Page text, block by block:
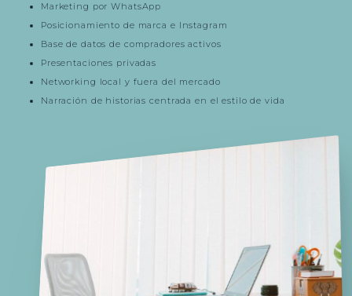
Marketing por WhatsApp
Posicionamiento de marca e Instagram
Base de datos de compradores activos
Presentaciones privadas
Networking local y fuera del mercado
Narración de historias centrada en el estilo de vida